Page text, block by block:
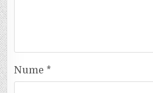
Nume *